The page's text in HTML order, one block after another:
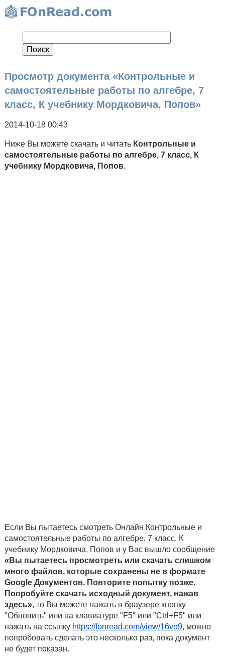
Просмотр документа «Контрольные и
самостоятельные работы по алгебре, 7
класс, К учебнику Мордковича, Попов»
2014-10-18 00:43
Ниже Вы можете скачать и читать Контрольные и
самостоятельные работы по алгебре, 7 класс, К
учебнику Мордковича, Попов.
Если Вы пытаетесь смотреть Онлайн Контрольные и
самостоятельные работы по алгебре, 7 класс, К
учебнику Мордковича, Попов и у Вас вышло сообщение
«Вы пытаетесь просмотреть или скачать слишком
много файлов, которые сохранены не в формате
Google Документов. Повторите попытку позже.
Попробуйте скачать исходный документ, нажав
здесь», то Вы можете нажать в браузере кнопку
"Обновить" или на клавиатуре "F5" или "Ctrl+F5" или
нажать на ссылку https://fonread.com/view/16vo9, можно
попробовать сделать это несколько раз, пока документ
не будет показан.